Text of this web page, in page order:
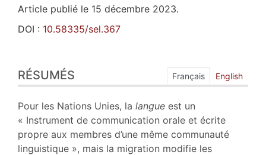
Article publié le 15 décembre 2023.
DOI : 10.58335/sel.367
Index
Plan
Texte
Notes
Citer cet article
Auteurs
RÉSUMÉS Français English
Pour les Nations Unies, la langue est un
« Instrument de communication orale et écrite
propre aux membres d’une même communauté
linguistique », mais la migration modifie les